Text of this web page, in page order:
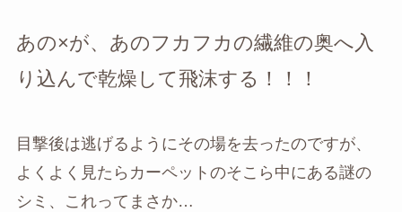
あの×が、あのフカフカの繊維の奥へ入
り込んで乾燥して飛沫する！！！
目撃後は逃げるようにその場を去ったのですが、
よくよく見たらカーペットのそこら中にある謎の
シミ、これってまさか…